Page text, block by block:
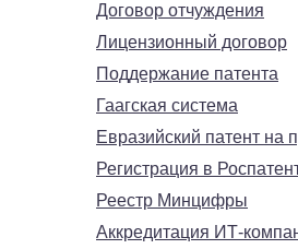
Договор отчуждения
Лицензионный договор
Поддержание патента
Гаагская система
Евразийский патент на
Регистрация в
Реестр Минцифры
Аккредитация ИТ-